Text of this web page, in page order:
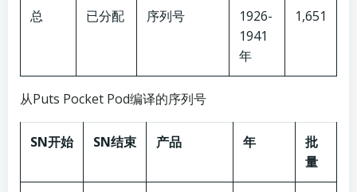
总 已分配 序列号
1926-
1941
年
1,651
从Puts Pocket Pod编译的序列号
SN开始 SN结束 产品 年
批
量